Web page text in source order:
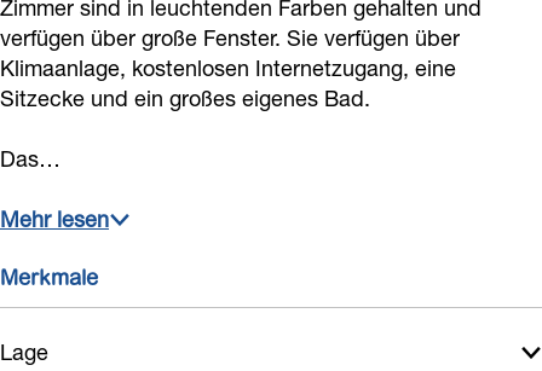
o
t
e
H
o
t
o
t
e
Zimmer sind in leuchtenden Farben gehalten und
verfügen über große Fenster. Sie verfügen über
Klimaanlage, kostenlosen Internetzugang, eine
Sitzecke und ein großes eigenes Bad.
Das…
Mehr lesen
Merkmale
Lage